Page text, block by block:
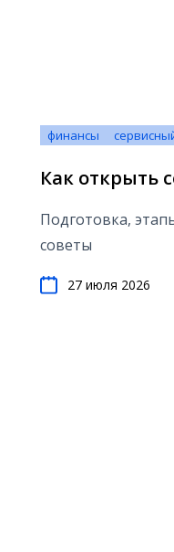
финансы
Как открыть
Подготовка,
советы
27 июля 2026